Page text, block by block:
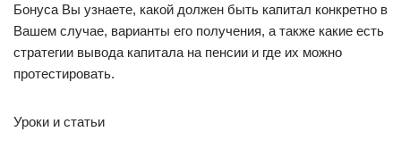
Бонуса Вы узнаете, какой должен быть капитал конкретно в
Вашем случае, варианты его получения, а также какие есть
стратегии вывода капитала на пенсии и где их можно
протестировать.
Уроки и статьи